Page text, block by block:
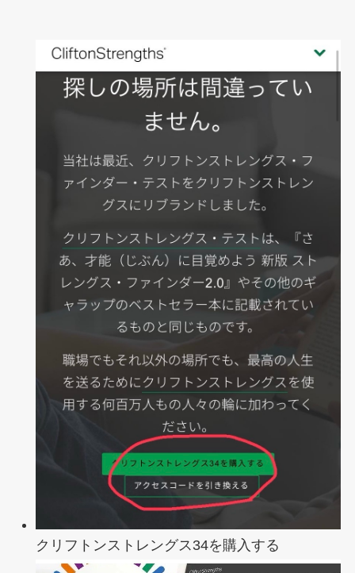
クリフトンストレングス34を購入する